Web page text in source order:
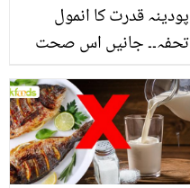
پودینہ قدرت کا انمول
تحفہ۔۔ جانیں اس صحت
بخش پتوں کے 10 حیرت
انگیز طبی فوائد